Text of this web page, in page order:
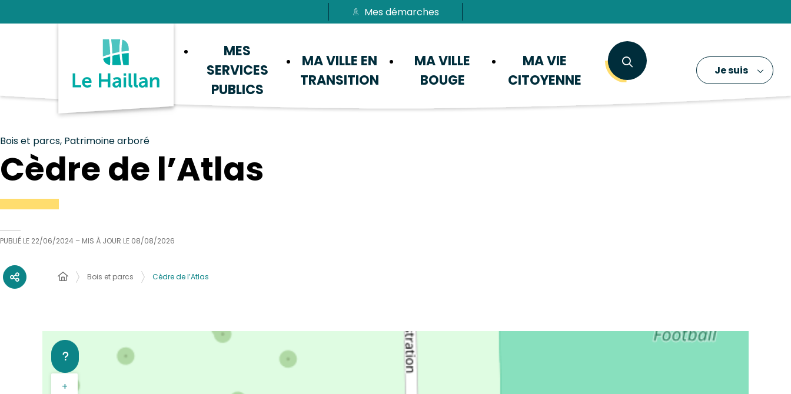
Passer au contenu
Mes démarches
MES
SERVICES
PUBLICS
MA VILLE EN
TRANSITION
MA VILLE
BOUGE
MA VIE
CITOYENNE
Je suis
Bois et parcs, Patrimoine arboré
Cèdre de l’Atlas
PUBLIÉ LE 22/06/2024 – MIS À JOUR LE 08/08/2026
Bois et parcs Cèdre de l’Atlas
+